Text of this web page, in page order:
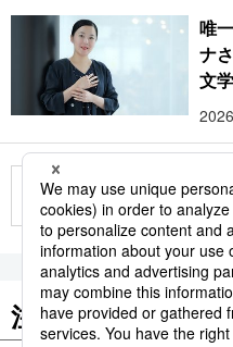
唯
ナ
文学
もっ
注目のキーワード